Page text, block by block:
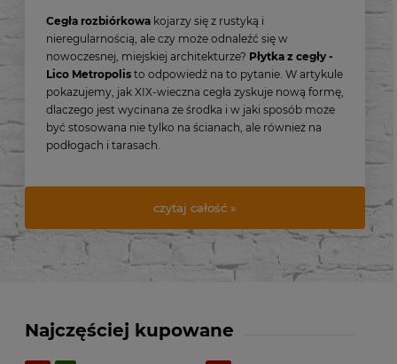
22-01-2026 - Admin
Cegła rozbiórkowakojarzy się z rustyką i
nieregularnością, ale czy może odnaleźć się w
nowoczesnej, miejskiej architekturze?Płytka z cegły -
Lico Metropolisto odpowiedź na to pytanie. W artykule
pokazujemy, jak XIX-wieczna cegła zyskuje nową formę,
dlaczego jest wycinana ze środka i w jaki sposób może
być stosowana nie tylko na ścianach, ale również na
czytaj całość »
Najczęściej kupowane